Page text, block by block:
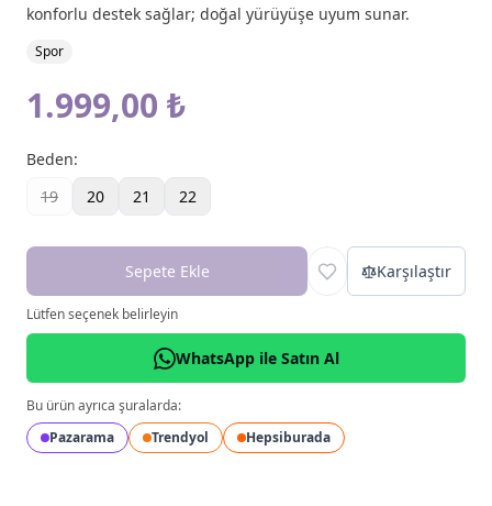
konforlu destek sağlar; doğal yürüyüşe uyum sunar.
Spor
1.999,00 ₺
Beden:
19
20 21 22
Sepete Ekle Karşılaştır
Lütfen seçenek belirleyin
WhatsApp ile Satın Al
Bu ürün ayrıca şuralarda:
Pazarama
Trendyol Hepsiburada